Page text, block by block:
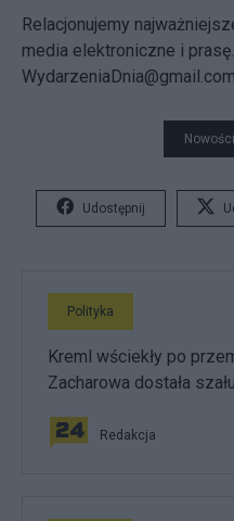
Relacjonujemy
media elektroniczne i
WydarzeniaDnia@gmail.com
Udostępnij
Polityka
Kreml wściekły po
Zacharowa dostała szału
Redakcja